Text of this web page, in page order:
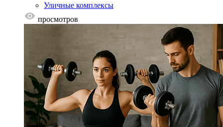
Уличные комплексы
просмотров